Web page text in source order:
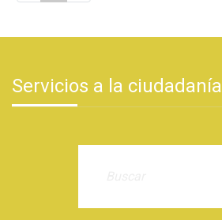
Servicios a la ciudadanía